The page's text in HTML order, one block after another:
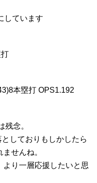
しています
本塁打 OPS1.192
残念。
しておりもしかしたら
せんね。
り一層応援したいと思